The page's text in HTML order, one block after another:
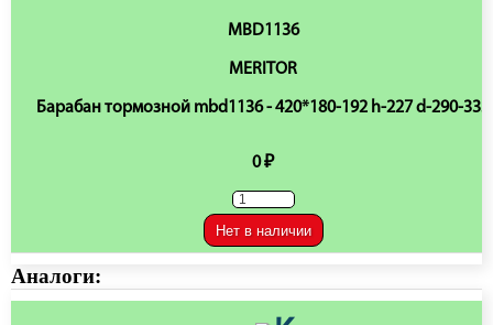
MBD1136
MERITOR
Барабан тормозной mbd1136 - 420*180-192 h-227 d-290-335
0 ₽
Нет в наличии
Аналоги: